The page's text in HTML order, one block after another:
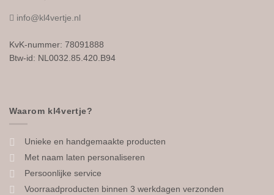
info@kl4vertje.nl
KvK-nummer: 78091888
Btw-id: NL0032.85.420.B94
Waarom kl4vertje?
Unieke en handgemaakte producten
Met naam laten personaliseren
Persoonlijke service
Voorraadproducten binnen 3 werkdagen verzonden